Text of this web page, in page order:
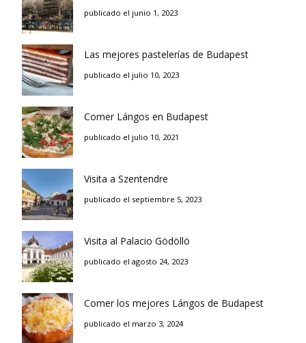
publicado el junio 1, 2023
Las mejores pastelerías de Budapest
publicado el julio 10, 2023
Comer Lángos en Budapest
publicado el julio 10, 2021
Visita a Szentendre
publicado el septiembre 5, 2023
Visita al Palacio Gödöllö
publicado el agosto 24, 2023
Comer los mejores Lángos de Budapest
publicado el marzo 3, 2024